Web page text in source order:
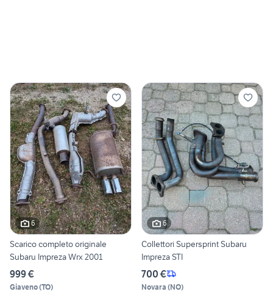
6
Scarico completo originale
Subaru Impreza Wrx 2001
999 €
Giaveno(TO)
6
Collettori Supersprint Subaru
Impreza STI
700 €
Novara (NO)